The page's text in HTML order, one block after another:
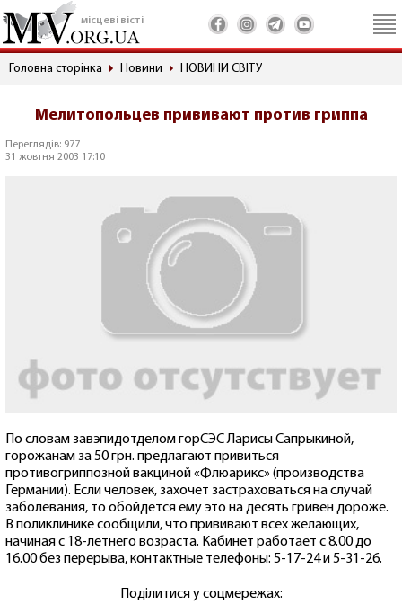
місцеві вісті
Головна сторінка Новини НОВИНИ СВІТУ
Мелитопольцев прививают против гриппа
Переглядів: 977
31 жовтня 2003 17:10
По словам завэпидотделом горСЭС Ларисы Сапрыкиной,
горожанам за 50 грн. предлагают привиться
противогриппозной вакциной «Флюарикс» (производства
Германии). Если человек, захочет застраховаться на случай
заболевания, то обойдется ему это на десять гривен дороже.
В поликлинике сообщили, что прививают всех желающих,
начиная с 18-летнего возраста. Кабинет работает с 8.00 до
16.00 без перерыва, контактные телефоны: 5-17-24 и 5-31-26.
Поділитися у соцмережах: